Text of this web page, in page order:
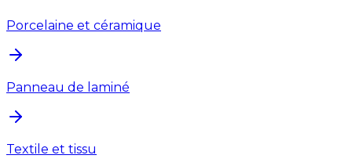
Porcelaine et céramique
Panneau de laminé
Textile et tissu